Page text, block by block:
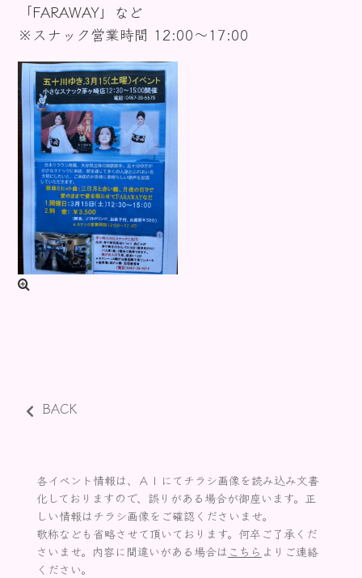
「FARAWAY」など
※スナック営業時間 12:00～17:00
BACK
各イベント情報は、ＡＩにてチラシ画像を読み込み文書
化しておりますので、誤りがある場合が御座います。正
しい情報はチラシ画像をご確認くださいませ。
敬称なども省略させて頂いております。何卒ご了承くだ
さいませ。内容に間違いがある場合は こちら よりご連絡
ください。